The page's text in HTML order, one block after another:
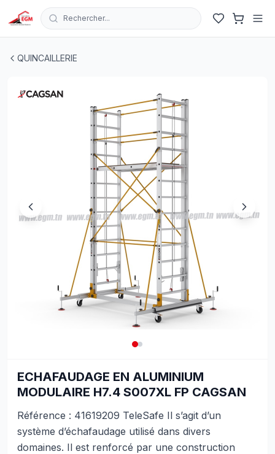
Rechercher...
QUINCAILLERIE
ECHAFAUDAGE EN ALUMINIUM
MODULAIRE H7.4 S007XL FP CAGSAN
Référence : 41619209 TeleSafe Il s’agit d’un
système d’échafaudage utilisé dans divers
domaines. Il est renforcé par une construction